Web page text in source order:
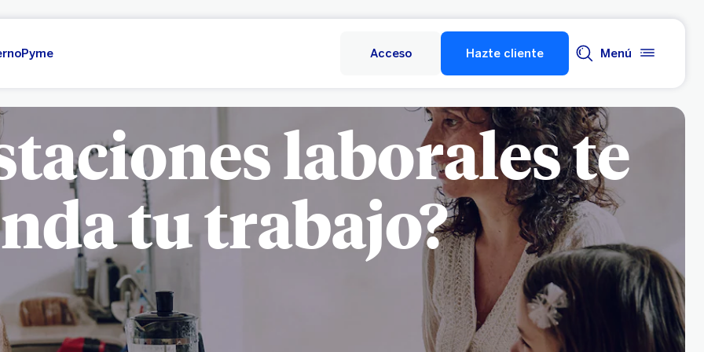
Pyme Acceso Hazte cliente Menú
laborales te
tu trabajo?